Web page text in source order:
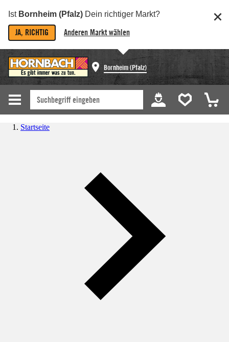
Ist Bornheim (Pfalz) Dein richtiger Markt?
JA, RICHTIG Anderen Markt wählen
Bornheim (Pfalz)
Startseite